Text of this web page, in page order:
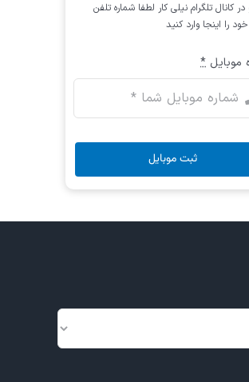
کانال تلگرام نیلی کار لطفا شماره تلفن
را اینجا وارد کنید
موبایل *
ثبت موبایل